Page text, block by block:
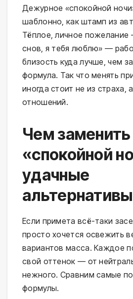
Дежурное «спокойной
шаблонно, как штамп из
Тёплое, личное пожелание
снов, я тебя люблю» —
близость куда лучше, чем
формула. Так что менять
иногда стоит не из страха,
отношений.
Чем заменить
«спокойной
удачные
альтернативы
Если примета всё-таки
просто хочется освежить
вариантов масса. Каждое
свой оттенок — от
нежного. Сравним самые
формулы.